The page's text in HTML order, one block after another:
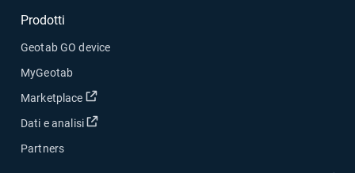
Prodotti
Geotab GO device
MyGeotab
Marketplace
Apri in una nuova finestra
Dati e analisi Apri in una nuova finestra
Partners